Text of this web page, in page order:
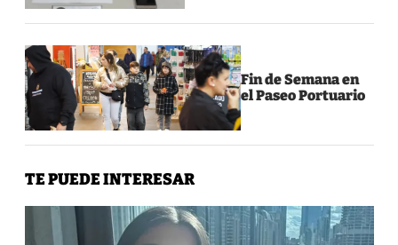
Fin de Semana en
el Paseo Portuario
TE PUEDE INTERESAR